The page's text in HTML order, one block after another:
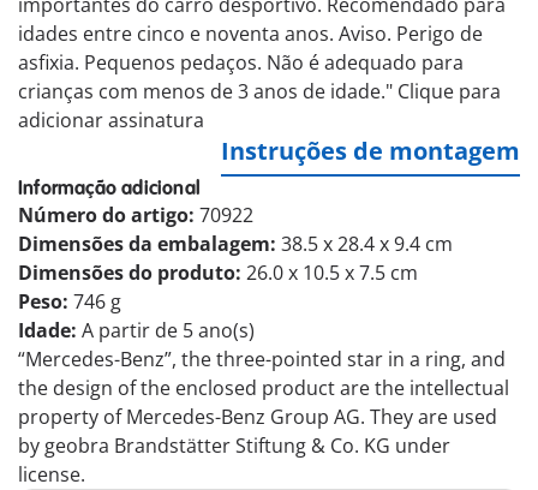
idades entre cinco e noventa anos. Aviso. Perigo de
asfixia. Pequenos pedaços. Não é adequado para
crianças com menos de 3 anos de idade." Clique para
adicionar assinatura
Instruções de montagem
Informação adicional
Número do artigo: 70922
Dimensões da embalagem: 38.5 x 28.4 x 9.4 cm
Dimensões do produto: 26.0 x 10.5 x 7.5 cm
Peso: 746 g
Idade: A partir de 5 ano(s)
“Mercedes-Benz”, the three-pointed star in a ring, and
the design of the enclosed product are the intellectual
property of Mercedes-Benz Group AG. They are used
by geobra Brandstätter Stiftung & Co. KG under
license.